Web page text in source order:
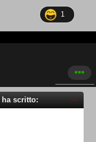
1
ha scritto: